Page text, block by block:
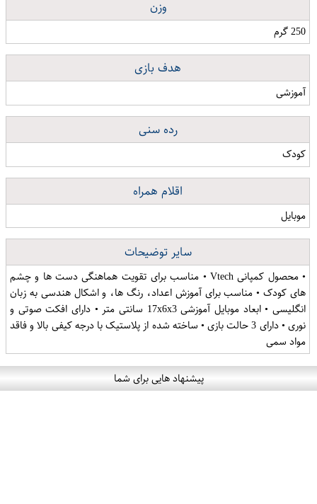
وزن
250 گرم
هدف بازی
آموزشی
رده سنی
کودک
اقلام همراه
موبایل
سایر توضیحات
• محصول کمپانی Vtech • مناسب برای تقویت هماهنگی دست ها و چشم
های کودک • مناسب برای آموزش اعداد، رنگ ها، و اشکال هندسی به زبان
انگلیسی • ابعاد موبایل آموزشی 17x6x3 سانتی متر • دارای افکت صوتی و
نوری • دارای 3 حالت بازی • ساخته شده از پلاستیک با درجه کیفی بالا و فاقد
مواد سمی
پیشنهاد هایی برای شما